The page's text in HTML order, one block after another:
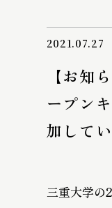
2021.07.27
【お知
ープン
加して
三重大学の